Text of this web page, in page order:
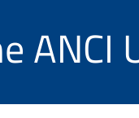
ANCI